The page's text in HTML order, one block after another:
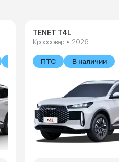
В наличии
TENET T4L
Кроссовер • 2026
ПТС В наличии